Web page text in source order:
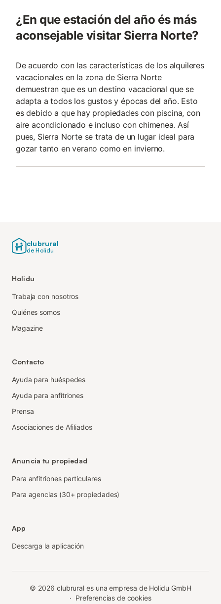
¿En que estación del año és más
aconsejable visitar Sierra Norte?
De acuerdo con las características de los alquileres
vacacionales en la zona de Sierra Norte
demuestran que es un destino vacacional que se
adapta a todos los gustos y épocas del año. Esto
es debido a que hay propiedades con piscina, con
aire acondicionado e incluso con chimenea. Así
pues, Sierra Norte se trata de un lugar ideal para
gozar tanto en verano como en invierno.
clubrural
de Holidu
Holidu
Trabaja con nosotros
Quiénes somos
Magazine
Contacto
Ayuda para huéspedes
Ayuda para anfitriones
Prensa
Asociaciones de Afiliados
Anuncia tu propiedad
Para anfitriones particulares
Para agencias (30+ propiedades)
App
Descarga la aplicación
© 2026 clubrural es una empresa de Holidu GmbH
· Preferencias de cookies